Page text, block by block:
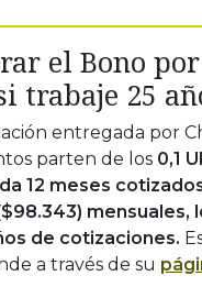
el Bono
trabaje 25
entregada por
parten de los 0,1
12 meses
mensuales,
de cotizaciones.
a través de su